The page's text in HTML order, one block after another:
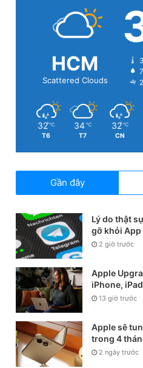
HCM
Scattered Clouds
32 ℃
T6
34 ℃
T7
32 ℃
CN
Gần đây
Lý do thật
gỡ khỏi App
2 giờ trước
Apple
iPhone,
13 giờ trước
Apple sẽ
trong 4
2 ngày trước